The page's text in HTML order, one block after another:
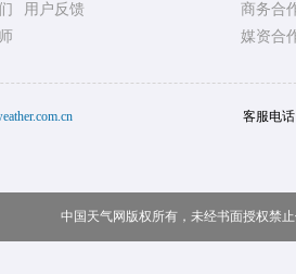
用户反馈
商务合
媒资合
客服电
中国天气网版权所有，未经书面授权